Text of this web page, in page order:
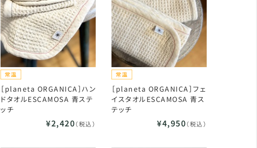
［planeta ORGANICA］ハン
ドタオルESCAMOSA 青ステ
ッチ
¥2,420（税込）
［planeta ORGANICA］フェ
イスタオルESCAMOSA 青ス
テッチ
¥4,950（税込）